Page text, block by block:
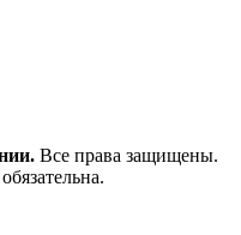
Все права защищены.